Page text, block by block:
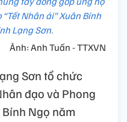
Nhân ái” Xuân Bính
Lạng Sơn.
Ảnh: Anh Tuấn - TTXVN
Sơn tổ chức
đạo và Phong
Ngọ năm